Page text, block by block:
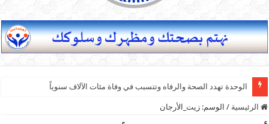
الوحدة تهدد الصحة والرفاه وتتسبب في وفاة مئات الآلاف سنوياً
الرئيسية / الوسم:زيت_الأرجان